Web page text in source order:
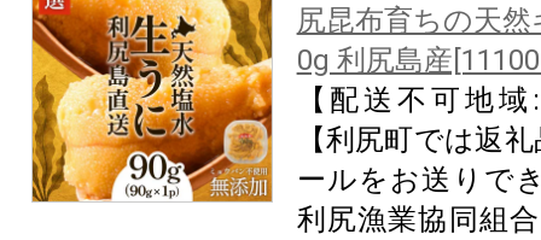
尻昆布育ちの天
0g 利尻島産
【配送不可地
【利尻町では返
ールをお送りで
利尻漁業協同組